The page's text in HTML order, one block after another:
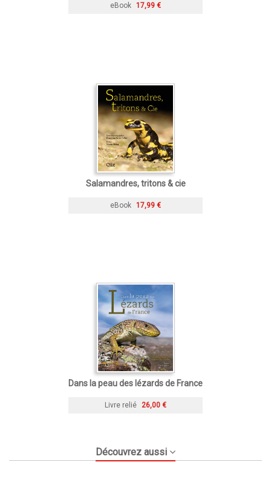
eBook 17,99 €
Salamandres, tritons & cie
eBook 17,99 €
Dans la peau des lézards de France
Livre relié 26,00 €
Découvrez aussi